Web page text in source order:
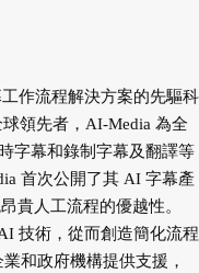
作流程解決方案的先驅科
領先者，AI-Media 為全
字幕和錄制字幕及翻譯等
首次公開了其 AI 字幕產
貴人工流程的優越性。
技術，從而創造簡化流程
和政府機構提供支援，